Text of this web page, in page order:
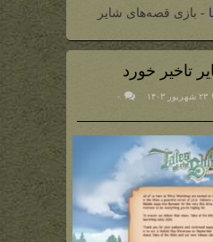
- بازی قصه‌های شایر
تاخیر خورد
۲۳ شهریور ۱۴۰۳
۰